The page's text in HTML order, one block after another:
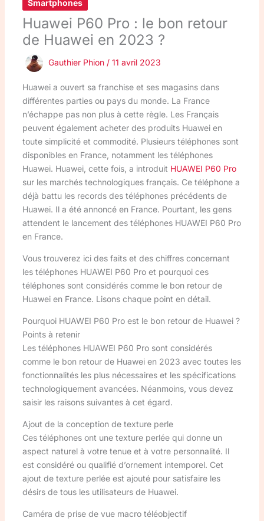
Smartphones
Huawei P60 Pro : le bon retour
de Huawei en 2023 ?
Gauthier Phion / 11 avril 2023
Huawei a ouvert sa franchise et ses magasins dans
différentes parties ou pays du monde. La France
n’échappe pas non plus à cette règle. Les Français
peuvent également acheter des produits Huawei en
toute simplicité et commodité. Plusieurs téléphones sont
disponibles en France, notamment les téléphones
Huawei. Huawei, cette fois, a introduit HUAWEI P60 Pro
sur les marchés technologiques français. Ce téléphone a
déjà battu les records des téléphones précédents de
Huawei. Il a été annoncé en France. Pourtant, les gens
attendent le lancement des téléphones HUAWEI P60 Pro
en France.
Vous trouverez ici des faits et des chiffres concernant
les téléphones HUAWEI P60 Pro et pourquoi ces
téléphones sont considérés comme le bon retour de
Huawei en France. Lisons chaque point en détail.
Pourquoi HUAWEI P60 Pro est le bon retour de Huawei ?
Points à retenir
Les téléphones HUAWEI P60 Pro sont considérés
comme le bon retour de Huawei en 2023 avec toutes les
fonctionnalités les plus nécessaires et les spécifications
technologiquement avancées. Néanmoins, vous devez
saisir les raisons suivantes à cet égard.
Ajout de la conception de texture perle
Ces téléphones ont une texture perlée qui donne un
aspect naturel à votre tenue et à votre personnalité. Il
est considéré ou qualifié d’ornement intemporel. Cet
ajout de texture perlée est ajouté pour satisfaire les
désirs de tous les utilisateurs de Huawei.
Caméra de prise de vue macro téléobjectif